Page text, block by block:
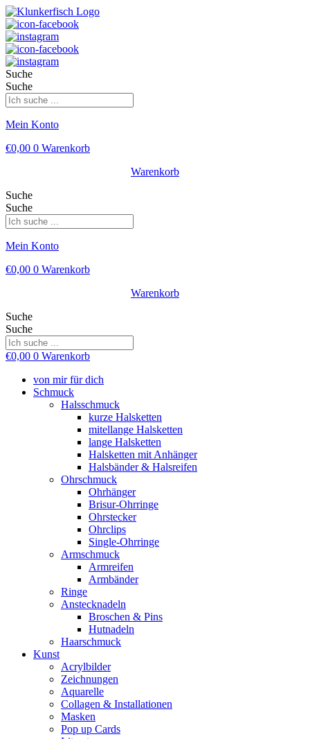
Suche
Suche
Mein Konto
€0,00 0 Warenkorb
Warenkorb
Suche
Suche
Mein Konto
€0,00 0 Warenkorb
Warenkorb
Suche
Suche
€0,00 0 Warenkorb
von mir für dich
Schmuck
Halsschmuck
kurze Halsketten
mitellange Halsketten
lange Halsketten
Halsketten mit Anhänger
Halsbänder & Halsreifen
Ohrschmuck
Ohrhänger
Brisur-Ohrringe
Ohrstecker
Ohrclips
Single-Ohrringe
Armschmuck
Armreifen
Armbänder
Ringe
Anstecknadeln
Broschen & Pins
Hutnadeln
Haarschmuck
Kunst
Acrylbilder
Zeichnungen
Aquarelle
Collagen & Installationen
Masken
Pop up Cards